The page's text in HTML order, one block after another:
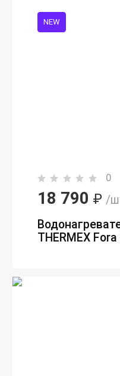
NEW
0
18 790 ₽ /
THERMEX Fora